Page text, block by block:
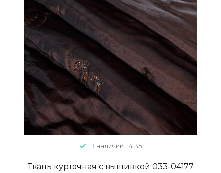
В наличии: 14.35
Ткань курточная с вышивкой 033-04177